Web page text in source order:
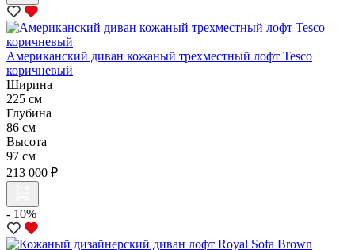
Американский диван кожаный трехместный лофт Tesco
коричневый
Ширина
225 см
Глубина
86 см
Высота
97 см
213 000 ₽
- 10%